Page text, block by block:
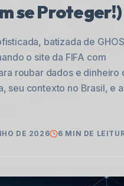
se Proteger!)
batizada de
o site da FIFA com
roubar dados e dinheiro
seu contexto no Brasil, e
DE 2026 6 MIN DE